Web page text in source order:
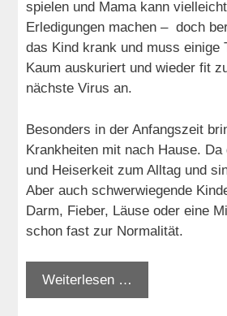
spielen und Mama kann
Erledigungen machen – doch
das Kind krank und muss einige
Kaum auskuriert und wieder fit
nächste Virus an.
Besonders in der Anfangszeit
Krankheiten mit nach Hause.
und Heiserkeit zum Alltag und
Aber auch schwerwiegende
Darm, Fieber, Läuse oder eine
schon fast zur Normalität.
Weiterlesen …